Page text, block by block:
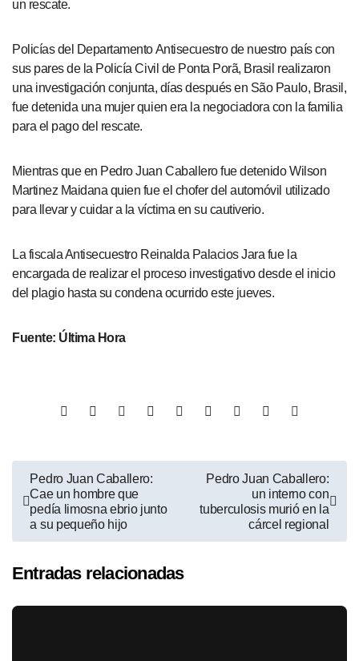
un rescate.
Policías del Departamento Antisecuestro de nuestro país con
sus pares de la Policía Civil de Ponta Porã, Brasil realizaron
una investigación conjunta, días después en São Paulo, Brasil,
fue detenida una mujer quien era la negociadora con la familia
para el pago del rescate.
Mientras que en Pedro Juan Caballero fue detenido Wilson
Martinez Maidana quien fue el chofer del automóvil utilizado
para llevar y cuidar a la víctima en su cautiverio.
La fiscala Antisecuestro Reinalda Palacios Jara fue la
encargada de realizar el proceso investigativo desde el inicio
del plagio hasta su condena ocurrido este jueves.
Fuente: Última Hora
Pedro Juan Caballero:
Cae un hombre que
pedía limosna ebrio junto
a su pequeño hijo
Pedro Juan Caballero:
un interno con
tuberculosis murió en la
cárcel regional
Entradas relacionadas